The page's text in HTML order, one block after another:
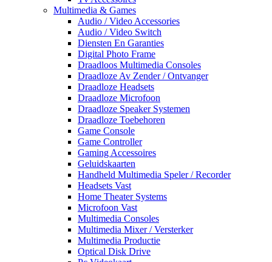
Multimedia & Games
Audio / Video Accessories
Audio / Video Switch
Diensten En Garanties
Digital Photo Frame
Draadloos Multimedia Consoles
Draadloze Av Zender / Ontvanger
Draadloze Headsets
Draadloze Microfoon
Draadloze Speaker Systemen
Draadloze Toebehoren
Game Console
Game Controller
Gaming Accessoires
Geluidskaarten
Handheld Multimedia Speler / Recorder
Headsets Vast
Home Theater Systems
Microfoon Vast
Multimedia Consoles
Multimedia Mixer / Versterker
Multimedia Productie
Optical Disk Drive